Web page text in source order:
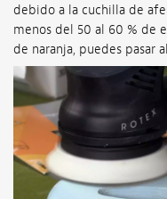
debido a la cuchilla de
menos del 50 al 60 % de
de naranja, puedes pasar